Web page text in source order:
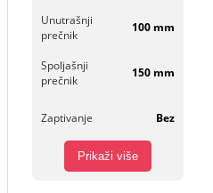
Unutrašnji
prečnik
100 mm
Spoljašnji
prečnik
150 mm
Zaptivanje Bez
Prikaži više